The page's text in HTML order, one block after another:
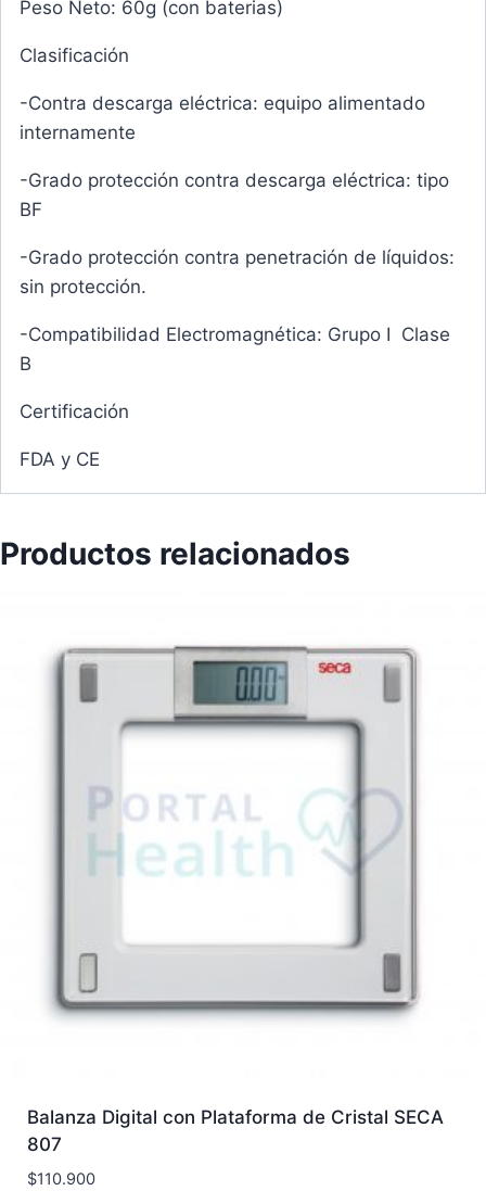
Peso Neto: 60g (con baterias)
Clasificación
-Contra descarga eléctrica: equipo alimentado
internamente
-Grado protección contra descarga eléctrica: tipo
BF
-Grado protección contra penetración de líquidos:
sin protección.
-Compatibilidad Electromagnética: Grupo I Clase
B
Certificación
FDA y CE
Productos relacionados
Balanza Digital con Plataforma de Cristal SECA
807
$110.900